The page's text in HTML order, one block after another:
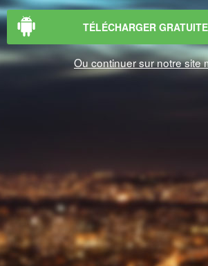
TÉLÉCHARGER
Ou continuer sur notre site